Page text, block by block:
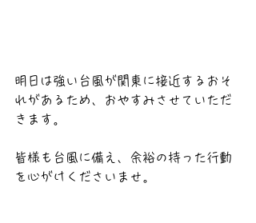
明日は強い台風が関東に接近するおそ
れがあるため、おやすみさせていただ
きます。
皆様も台風に備え、余裕の持った行動
を心がけくださいませ。